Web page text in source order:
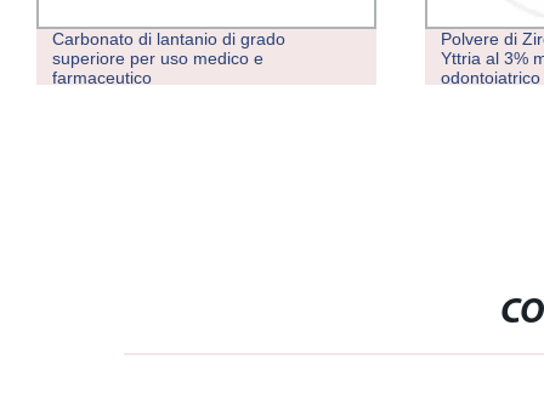
Carbonato di lantanio di grado
superiore per uso medico e
farmaceutico
Polvere di
Yttria al 3%